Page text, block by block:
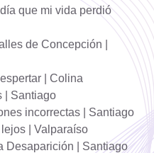
que mi vida perdió
de Concepción |
| Colina
| Santiago
incorrectas | Santiago
| Valparaíso
Desaparición | Santiago